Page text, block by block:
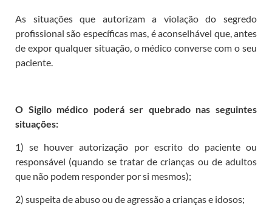
As situações que autorizam a violação do segredo
profissional são específicas mas, é aconselhável que, antes
de expor qualquer situação, o médico converse com o seu
paciente.
O Sigilo médico poderá ser quebrado nas seguintes
situações:
1) se houver autorização por escrito do paciente ou
responsável (quando se tratar de crianças ou de adultos
que não podem responder por si mesmos);
2) suspeita de abuso ou de agressão a crianças e idosos;